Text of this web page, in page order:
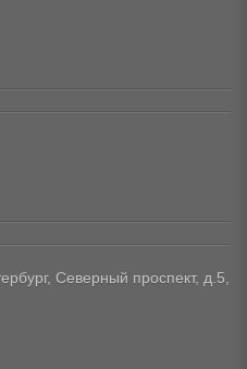
Северный проспект, д.5,